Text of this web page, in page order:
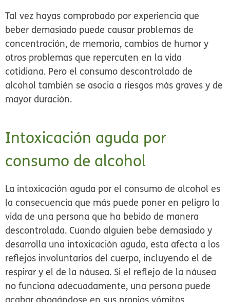
Tal vez hayas comprobado por experiencia que
beber demasiado puede causar problemas de
concentración, de memoria, cambios de humor y
otros problemas que repercuten en la vida
cotidiana. Pero el consumo descontrolado de
alcohol también se asocia a riesgos más graves y de
mayor duración.
Intoxicación aguda por
consumo de alcohol
La intoxicación aguda por el consumo de alcohol es
la consecuencia que más puede poner en peligro la
vida de una persona que ha bebido de manera
descontrolada. Cuando alguien bebe demasiado y
desarrolla una intoxicación aguda, esta afecta a los
reflejos involuntarios del cuerpo, incluyendo el de
respirar y el de la náusea. Si el reflejo de la náusea
no funciona adecuadamente, una persona puede